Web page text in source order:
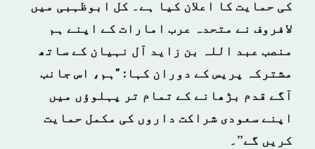
کی حمایت کا اعلان کیا ہے۔ کل ابوظہبی میں
لافروف نے متحدہ عرب امارات کے اپنے ہم
منصب عبد اللہ بن زاید آل نہیان کے ساتھ
مشترکہ پریس کے دوران کہا: "ہم، اس جانب
آگے قدم بڑھانے کے تمام تر پہلوؤں میں
اپنے سعودی شراکت داروں کی مکمل حمایت
کریں گے”۔